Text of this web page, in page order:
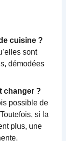
cuisine ?
sont
démodées
changer ?
possible de
si la
plus, une